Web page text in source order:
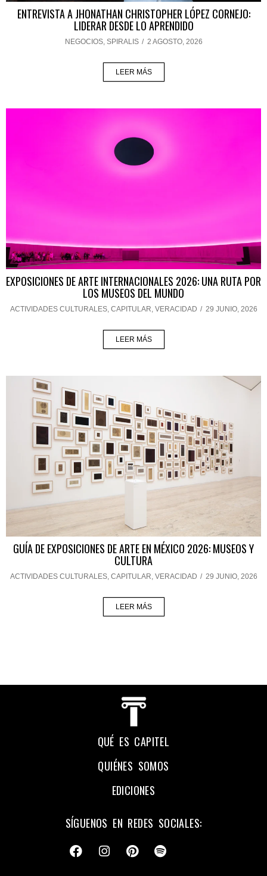
ENTREVISTA A JHONATHAN CHRISTOPHER LÓPEZ CORNEJO:
LIDERAR DESDE LO APRENDIDO
NEGOCIOS, SPIRALIS / 2 AGOSTO, 2026
LEER MÁS
EXPOSICIONES DE ARTE INTERNACIONALES 2026: UNA RUTA POR
LOS MUSEOS DEL MUNDO
ACTIVIDADES CULTURALES, CAPITULAR VERACIDAD / 29 JUNIO, 2026
LEER MÁS
GUÍA DE EXPOSICIONES DE ARTE EN MÉXICO 2026: MUSEOS Y
CULTURA
ACTIVIDADES CULTURALES, CAPITULAR VERACIDAD / 29 JUNIO, 2026
LEER MÁS
QUÉ ES CAPITEL
QUIÉNES SOMOS
EDICIONES
SÍGUENOS EN REDES SOCIALES: